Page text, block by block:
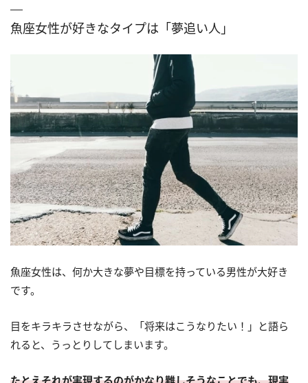
魚座女性が好きなタイプは「夢追い人」
魚座女性は、何か大きな夢や目標を持っている男性が大好き
です。
目をキラキラさせながら、「将来はこうなりたい！」と語ら
れると、うっとりしてしまいます。